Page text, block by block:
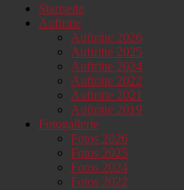
Primäres
Menü
Zum
Inhalt
Startseite
Auftritte
Auftritte 2026
Auftritte 2025
Auftritte 2024
Auftritte 2022
Auftritte 2021
Auftritte 2019
Fotogallerie
Fotos 2026
Fotos 2025
Fotos 2024
Fotos 2022